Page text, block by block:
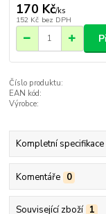
170 Kč/ks
152 Kč bez DPH
Číslo produktu:
EAN kód:
Výrobce:
Kompletní specifikace
Komentáře 0
Související zboží 1